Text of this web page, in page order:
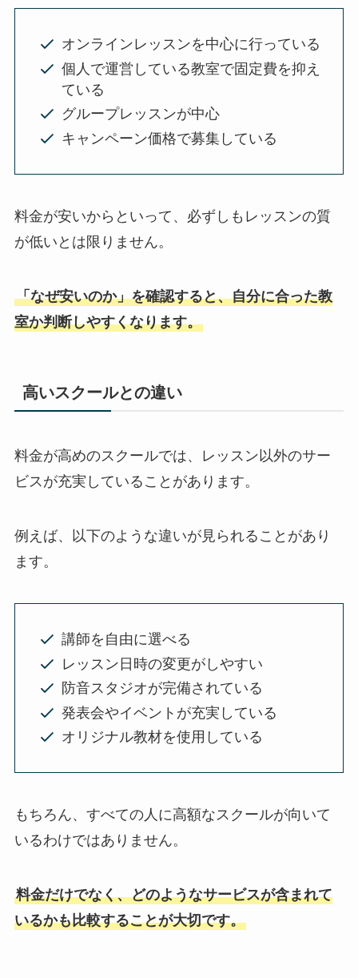
オンラインレッスンを中心に行っている
個人で運営している教室で固定費を抑え
ている
グループレッスンが中心
キャンペーン価格で募集している
料金が安いからといって、必ずしもレッスンの質
が低いとは限りません。
「なぜ安いのか」を確認すると、自分に合った教
室か判断しやすくなります。
高いスクールとの違い
料金が高めのスクールでは、レッスン以外のサー
ビスが充実していることがあります。
例えば、以下のような違いが見られることがあり
ます。
講師を自由に選べる
レッスン日時の変更がしやすい
防音スタジオが完備されている
発表会やイベントが充実している
オリジナル教材を使用している
もちろん、すべての人に高額なスクールが向いて
いるわけではありません。
料金だけでなく、どのようなサービスが含まれて
いるかも比較することが大切です。